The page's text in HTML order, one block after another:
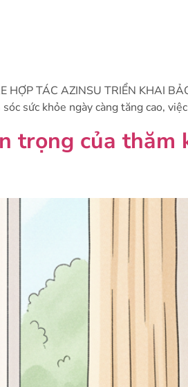
HỢP TÁC AZINSU TRIỂN KHAI
sóc sức khỏe ngày càng tăng cao,
trọng của thăm